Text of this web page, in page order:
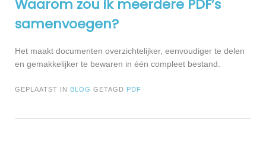
Waarom zou ik meerdere PDF’s
samenvoegen?
Het maakt documenten overzichtelijker, eenvoudiger te delen
en gemakkelijker te bewaren in één compleet bestand.
GEPLAATST IN BLOG GETAGD PDF